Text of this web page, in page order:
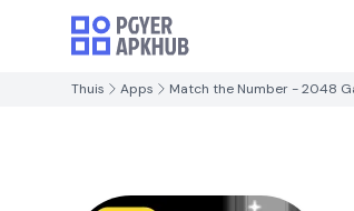
Thuis Apps Match the Number - 2048